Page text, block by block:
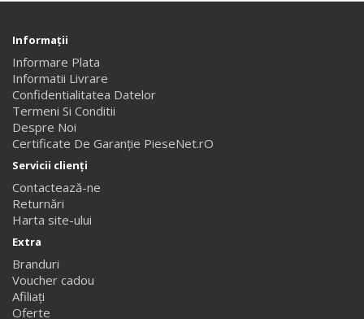
Informaţii
Informare Plata
Informatii Livrare
Confidentialitatea Datelor
Termeni Si Conditii
Despre Noi
Certificate De Garanție PieseNet.rO
Servicii clienţi
Contactează-ne
Returnări
Harta site-ului
Extra
Branduri
Voucher cadou
Afiliaţi
Oferte